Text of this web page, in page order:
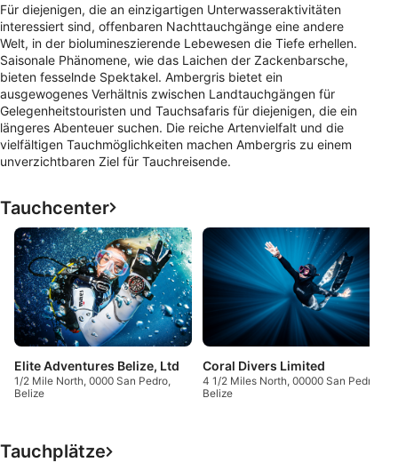
Für diejenigen, die an einzigartigen Unterwasseraktivitäten
interessiert sind, offenbaren Nachttauchgänge eine andere
Welt, in der biolumineszierende Lebewesen die Tiefe erhellen.
Saisonale Phänomene, wie das Laichen der Zackenbarsche,
bieten fesselnde Spektakel. Ambergris bietet ein
ausgewogenes Verhältnis zwischen Landtauchgängen für
Gelegenheitstouristen und Tauchsafaris für diejenigen, die ein
längeres Abenteuer suchen. Die reiche Artenvielfalt und die
vielfältigen Tauchmöglichkeiten machen Ambergris zu einem
unverzichtbaren Ziel für Tauchreisende.
Tauchcenter
Elite Adventures Belize, Ltd
1/2 Mile North, 0000 San Pedro,
Belize
Coral Divers Limited
4 1/2 Miles North, 00000 San Pedro,
Belize
Tauchplätze